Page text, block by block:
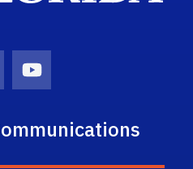
Icon
Youtube Icon